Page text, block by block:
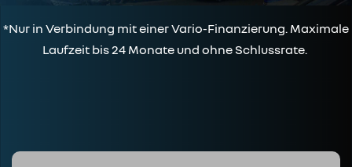
*Nur in Verbindung mit einer Vario-Finanzierung. Maximale
Laufzeit bis 24 Monate und ohne Schlussrate.